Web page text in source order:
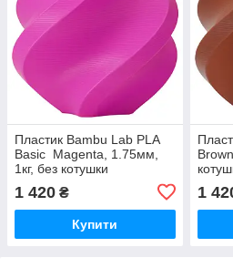
Пластик Bambu Lab PLA
Basic Magenta, 1.75мм,
1кг, без котушки
пурпурний філамент для
3D-друку
1 420 ₴
Купити
1